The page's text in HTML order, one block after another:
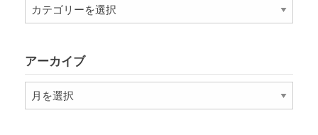
テ
ー
アーカイブ
ア
ー